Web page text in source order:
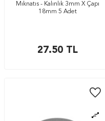
Mıknatıs - Kalınlık 3mm X Çapı
18mm 5 Adet
27.50TL